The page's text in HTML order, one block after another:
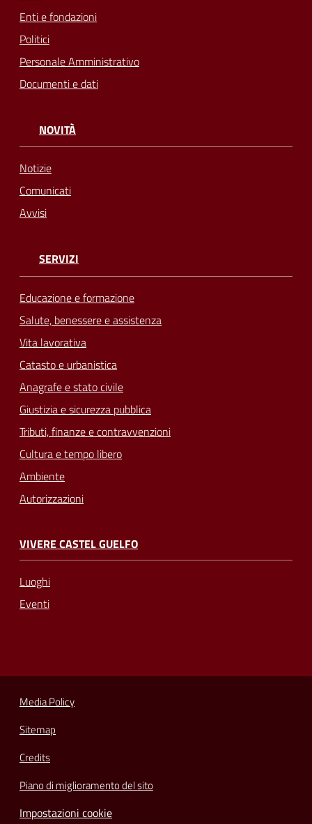
Enti e fondazioni
Politici
Personale Amministrativo
Documenti e dati
NOVITÀ
Notizie
Comunicati
Avvisi
SERVIZI
Educazione e formazione
Salute, benessere e assistenza
Vita lavorativa
Catasto e urbanistica
Anagrafe e stato civile
Giustizia e sicurezza pubblica
Tributi, finanze e contravvenzioni
Cultura e tempo libero
Ambiente
Autorizzazioni
VIVERE CASTEL GUELFO
Luoghi
Eventi
Media Policy
Sitemap
Credits
Piano di miglioramento del sito
Impostazioni cookie